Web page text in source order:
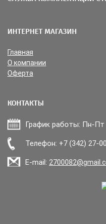
ИНТЕРНЕТ МАГАЗИН
Главная
О компании
Оферта
КОНТАКТЫ
График работы: Пн-Пт
Телефон: +7 (342) 27-
E-mail: